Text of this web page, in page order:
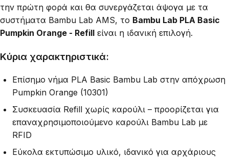
την πρώτη φορά και θα συνεργάζεται άψογα με τα
συστήματα Bambu Lab AMS, το Bambu Lab PLA Basic
Pumpkin Orange - Refill είναι η ιδανική επιλογή.
Κύρια χαρακτηριστικά:
Επίσημο νήμα PLA Basic Bambu Lab στην απόχρωση
Pumpkin Orange (10301)
Συσκευασία Refill χωρίς καρούλι – προορίζεται για
επαναχρησιμοποιούμενο καρούλι Bambu Lab με
RFID
Εύκολα εκτυπώσιμο υλικό, ιδανικό για αρχάριους